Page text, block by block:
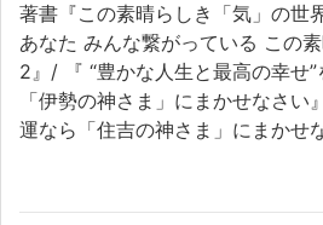
著書『この素晴らしき「気」の世
あなた みんな繋がっている この
2』/ 『 “豊かな人生と最高の幸せ
「伊勢の神さま」にまかせなさ
運なら「住吉の神さま」にまかせ